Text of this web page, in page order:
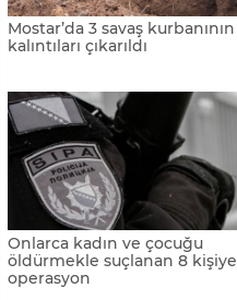
Mostar’da 3 savaş kurbanının
kalıntıları çıkarıldı
Onlarca kadın ve çocuğu
öldürmekle suçlanan 8 kişiye
operasyon